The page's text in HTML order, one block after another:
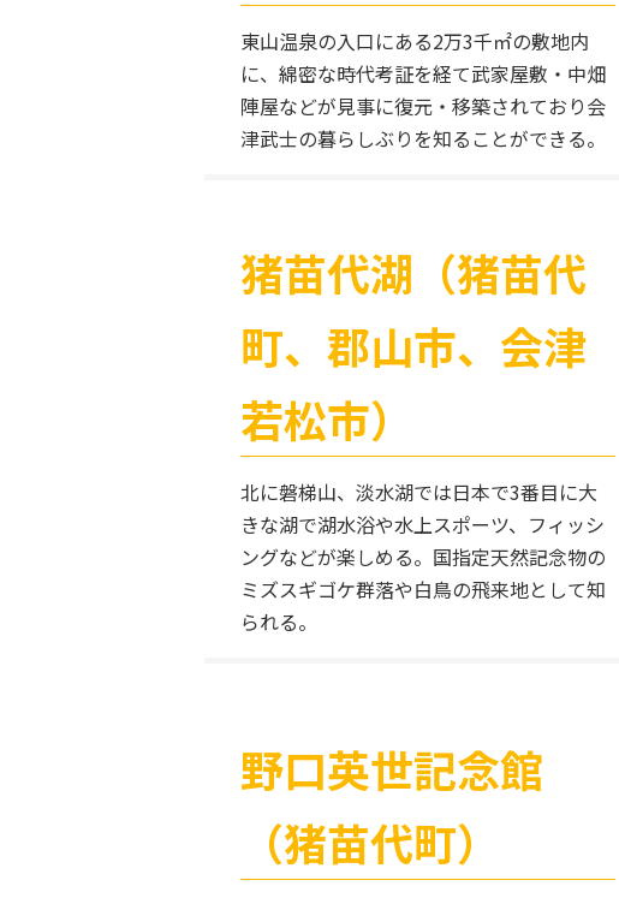
東山温泉の入口にある2万3千㎡の敷地内
に、綿密な時代考証を経て武家屋敷・中畑
陣屋などが見事に復元・移築されており会
津武士の暮らしぶりを知ることができる。
猪苗代湖（猪苗代
町、郡山市、会津
若松市）
北に磐梯山、淡水湖では日本で3番目に大
きな湖で湖水浴や水上スポーツ、フィッシ
ングなどが楽しめる。国指定天然記念物の
ミズスギゴケ群落や白鳥の飛来地として知
られる。
野口英世記念館
（猪苗代町）